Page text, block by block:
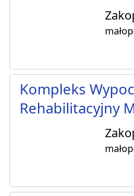
Kompleks
Rehabilitacyjny